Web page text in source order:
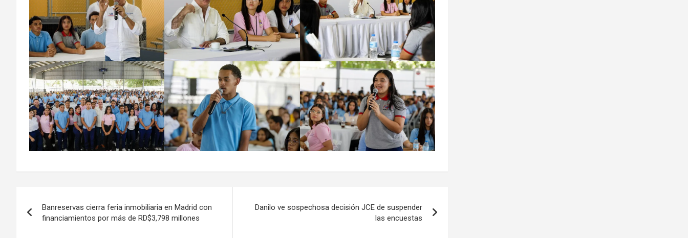
de
Banreservas cierra feria inmobiliaria en Madrid con
financiamientos por más de RD$3,798 millones
Danilo ve sospechosa decisión JCE de suspender
las encuestas